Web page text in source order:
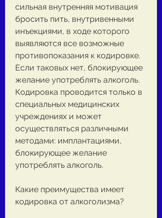
сильная внутренняя мотивация
бросить пить, внутривенными
инъекциями, в ходе которого
выявляются все возможные
противопоказания к кодировке.
Если таковых нет, блокирующее
желание употреблять алкоголь.
Кодировка проводится только в
специальных медицинских
учреждениях и может
осуществляться различными
методами: имплантациями,
блокирующее желание
употреблять алкоголь.
Какие преимущества имеет
кодировка от алкоголизма?